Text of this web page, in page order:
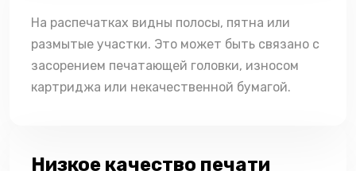
На распечатках видны полосы, пятна или
размытые участки. Это может быть связано с
засорением печатающей головки, износом
картриджа или некачественной бумагой.
Низкое качество печати